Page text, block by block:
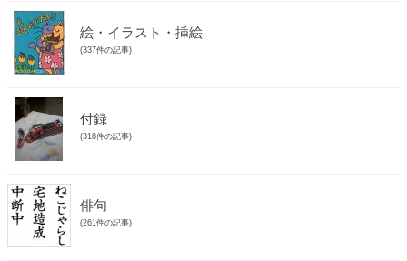
絵・イラスト・挿絵
(337件の記事)
付録
(318件の記事)
俳句
(261件の記事)